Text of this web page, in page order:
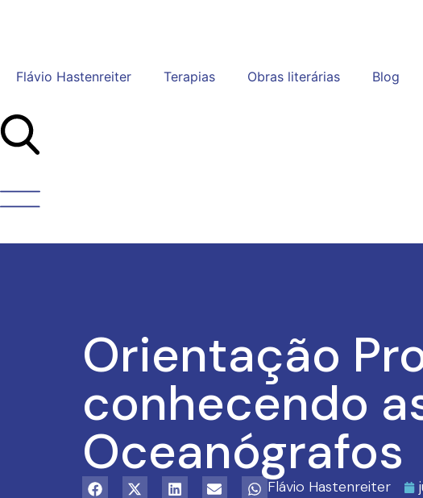
Flávio Hastenreiter Terapias Obras literárias Blog
Orientação
conhecendo
Oceanógrafos
Flávio Hastenreiter